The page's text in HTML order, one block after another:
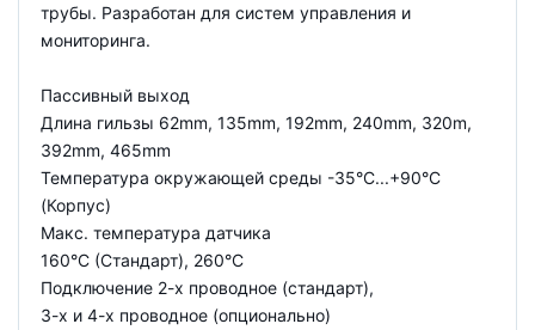
трубы. Разработан для систем управления и
мониторинга.
Пассивный выход
Длина гильзы 62mm, 135mm, 192mm, 240mm, 320m,
392mm, 465mm
Температура окружающей среды -35°C...+90°C
(Корпус)
Макс. температура датчика
160°C (Стандарт), 260°C
Подключение 2-х проводное (стандарт),
3-х и 4-х проводное (опционально)